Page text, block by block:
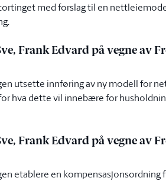
med forslag til en
Frank Edvard på vegne av
utsette innføring av ny modell for
hva dette vil innebære for
Frank Edvard på vegne av
etablere en